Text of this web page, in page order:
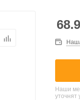
Наши
уточнят